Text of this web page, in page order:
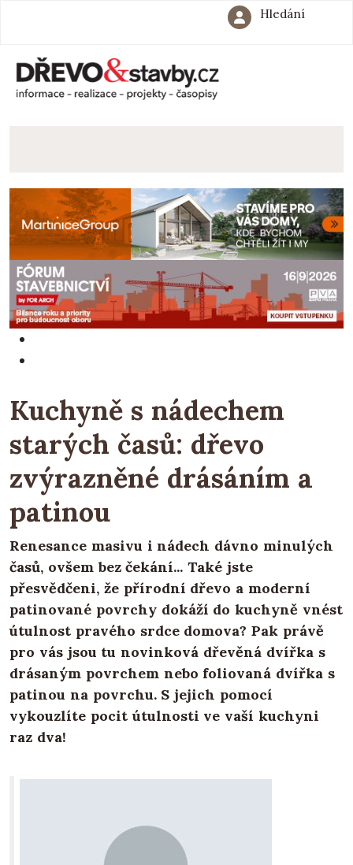
Hledání
Kuchyně s nádechem
starých časů: dřevo
zvýrazněné drásáním a
patinou
Renesance masivu i nádech dávno minulých
časů, ovšem bez čekání... Také jste
přesvědčeni, že přírodní dřevo a moderní
patinované povrchy dokáží do kuchyně vnést
útulnost pravého srdce domova? Pak právě
pro vás jsou tu novinková dřevěná dvířka s
drásaným povrchem nebo foliovaná dvířka s
patinou na povrchu. S jejich pomocí
vykouzlíte pocit útulnosti ve vaší kuchyni
raz dva!